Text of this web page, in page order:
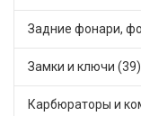
Замки и ключи (39)